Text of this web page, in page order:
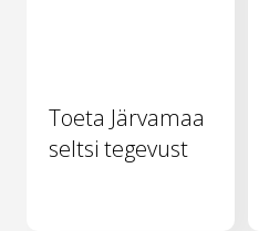
Toeta Järvamaa
seltsi tegevust